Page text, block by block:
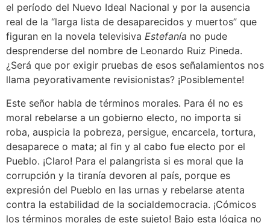
el período del Nuevo Ideal Nacional y por la ausencia
real de la “larga lista de desaparecidos y muertos” que
figuran en la novela televisiva Estefanía no pude
desprenderse del nombre de Leonardo Ruiz Pineda.
¿Será que por exigir pruebas de esos señalamientos nos
llama peyorativamente revisionistas? ¡Posiblemente!
Este señor habla de términos morales. Para él no es
moral rebelarse a un gobierno electo, no importa si
roba, auspicia la pobreza, persigue, encarcela, tortura,
desaparece o mata; al fin y al cabo fue electo por el
Pueblo. ¡Claro! Para el palangrista si es moral que la
corrupción y la tiranía devoren al país, porque es
expresión del Pueblo en las urnas y rebelarse atenta
contra la estabilidad de la socialdemocracia. ¡Cómicos
los términos morales de este sujeto! Bajo esta lógica no